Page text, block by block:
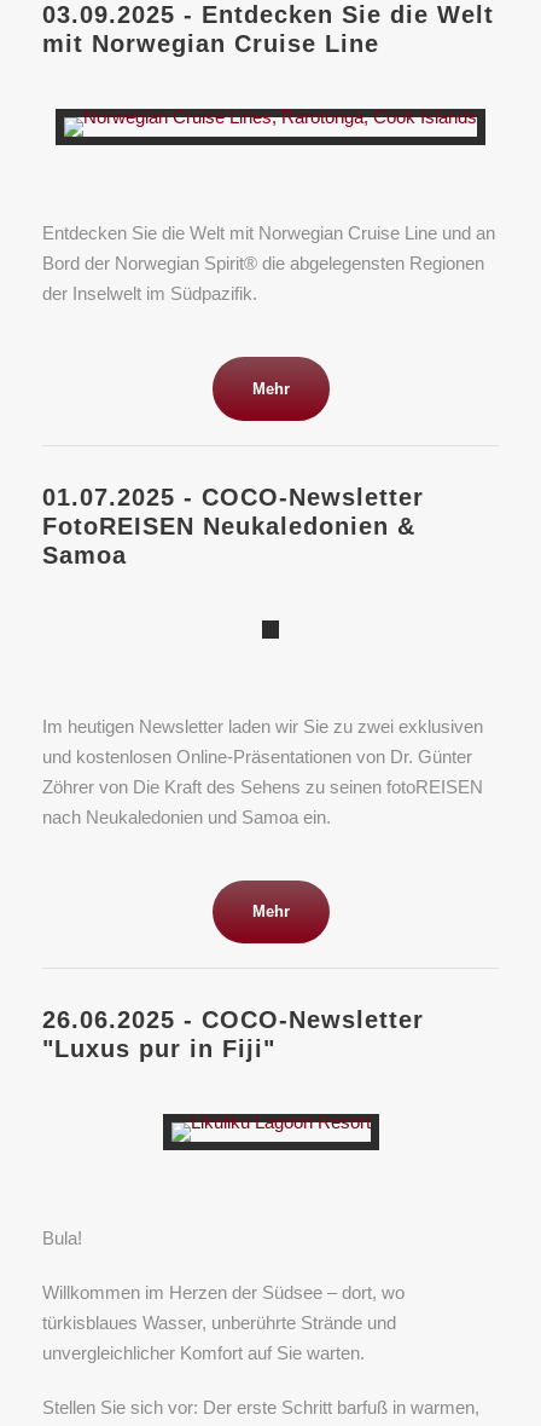
03.09.2025 - Entdecken Sie die Welt
mit Norwegian Cruise Line
Entdecken Sie die Welt mit Norwegian Cruise Line und an
Bord der Norwegian Spirit® die abgelegensten Regionen
der Inselwelt im Südpazifik.
Mehr
01.07.2025 - COCO-Newsletter
FotoREISEN Neukaledonien &
Samoa
Im heutigen Newsletter laden wir Sie zu zwei exklusiven
und kostenlosen Online-Präsentationen von Dr. Günter
Zöhrer von Die Kraft des Sehens zu seinen fotoREISEN
nach Neukaledonien und Samoa ein.
Mehr
26.06.2025 - COCO-Newsletter
"Luxus pur in Fiji"
Bula!
Willkommen im Herzen der Südsee – dort, wo
türkisblaues Wasser, unberührte Strände und
unvergleichlicher Komfort auf Sie warten.
Stellen Sie sich vor: Der erste Schritt barfuß in warmen,